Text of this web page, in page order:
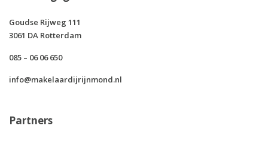
Goudse Rijweg 111
3061 DA Rotterdam
085 – 06 06 650
info@makelaardijrijnmond.nl
Partners